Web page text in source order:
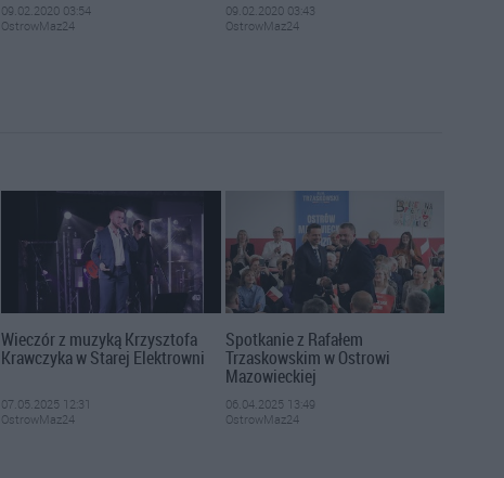
09.02.2020 03:54
OstrowMaz24
09.02.2020 03:43
OstrowMaz24
Wieczór z muzyką Krzysztofa
Krawczyka w Starej Elektrowni
07.05.2025 12:31
OstrowMaz24
Spotkanie z Rafałem
Trzaskowskim w Ostrowi
Mazowieckiej
06.04.2025 13:49
OstrowMaz24